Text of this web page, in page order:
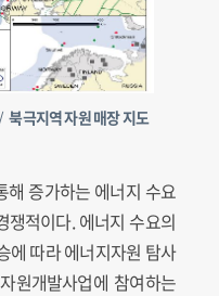
북극지역 자원 매장 지도
해 증가하는 에너지 수요
쟁적이다. 에너지 수요의
에 따라 에너지자원 탐사
원개발사업에 참여하는